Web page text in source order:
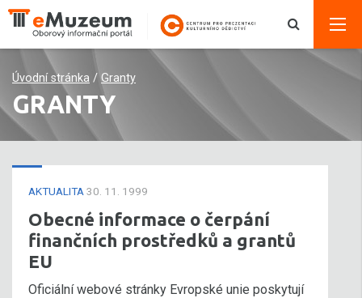
Úvodní stránka / Granty
GRANTY
AKTUALITA 30. 11. 1999
Obecné informace o čerpání
finančních prostředků a grantů
EU
Oficiální webové stránky Evropské unie poskytují